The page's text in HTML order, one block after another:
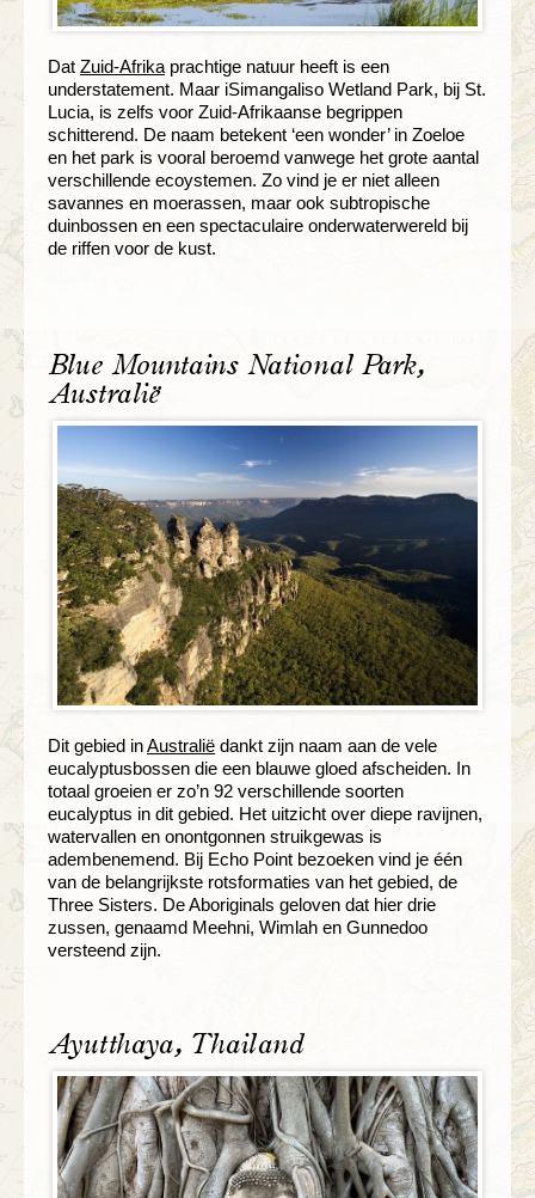
Dat Zuid-Afrika prachtige natuur heeft is een
understatement. Maar iSimangaliso Wetland Park, bij St.
Lucia, is zelfs voor Zuid-Afrikaanse begrippen
schitterend. De naam betekent ‘een wonder’ in Zoeloe
en het park is vooral beroemd vanwege het grote aantal
verschillende ecoystemen. Zo vind je er niet alleen
savannes en moerassen, maar ook subtropische
duinbossen en een spectaculaire onderwaterwereld bij
de riffen voor de kust.
Blue Mountains National Park,
Australië
Dit gebied inAustralië dankt zijn naam aan de vele
eucalyptusbossen die een blauwe gloed afscheiden. In
totaal groeien er zo’n 92 verschillende soorten
eucalyptus in dit gebied. Het uitzicht over diepe ravijnen,
watervallen en onontgonnen struikgewas is
adembenemend. Bij Echo Point bezoeken vind je één
van de belangrijkste rotsformaties van het gebied, de
Three Sisters. De Aboriginals geloven dat hier drie
zussen, genaamd Meehni, Wimlah en Gunnedoo
versteend zijn.
Ayutthaya, Thailand